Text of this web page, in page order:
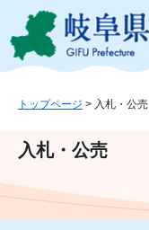
ジ
ュ
文
トップページ > 入札・公売
入札・公売